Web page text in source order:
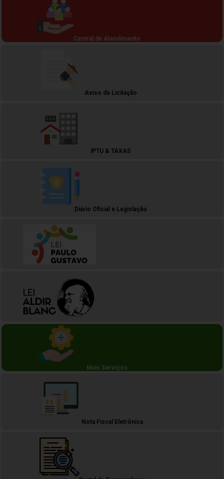
Central de Atendimento
Aviso de Licitação
IPTU & TAXAS
Diário Oficial e Legislação
Mais Serviços
Nota Fiscal Eletrônica